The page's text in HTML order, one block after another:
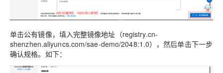
单击公有镜像，填入完整镜像地址 （registry.cn-
shenzhen.aliyuncs.com/sae-demo/2048:1.0），然后单击下一步
确认规格。如下：